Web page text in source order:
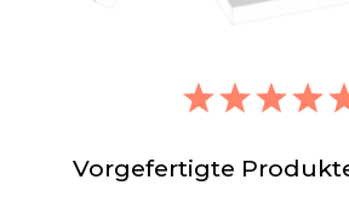
Vorgefertigte